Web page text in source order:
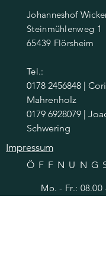
Johanneshof
Steinmühlenweg 1
65439 Flörsheim
Tel.:
0178 2456848 |
Mahrenholz
0179 6928079 |
Schwering
Impressum
Mo. - Fr.: 08.00